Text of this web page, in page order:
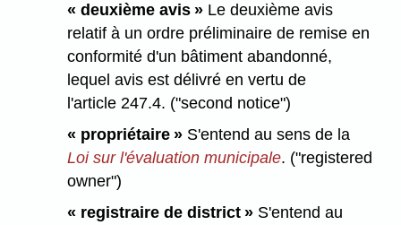
« deuxième avis » Le deuxième avis
relatif à un ordre préliminaire de remise en
conformité d'un bâtiment abandonné,
lequel avis est délivré en vertu de
l'article 247.4. ("second notice")
« propriétaire » S'entend au sens de la
Loi sur l'évaluation municipale. ("registered
owner")
« registraire de district » S'entend au